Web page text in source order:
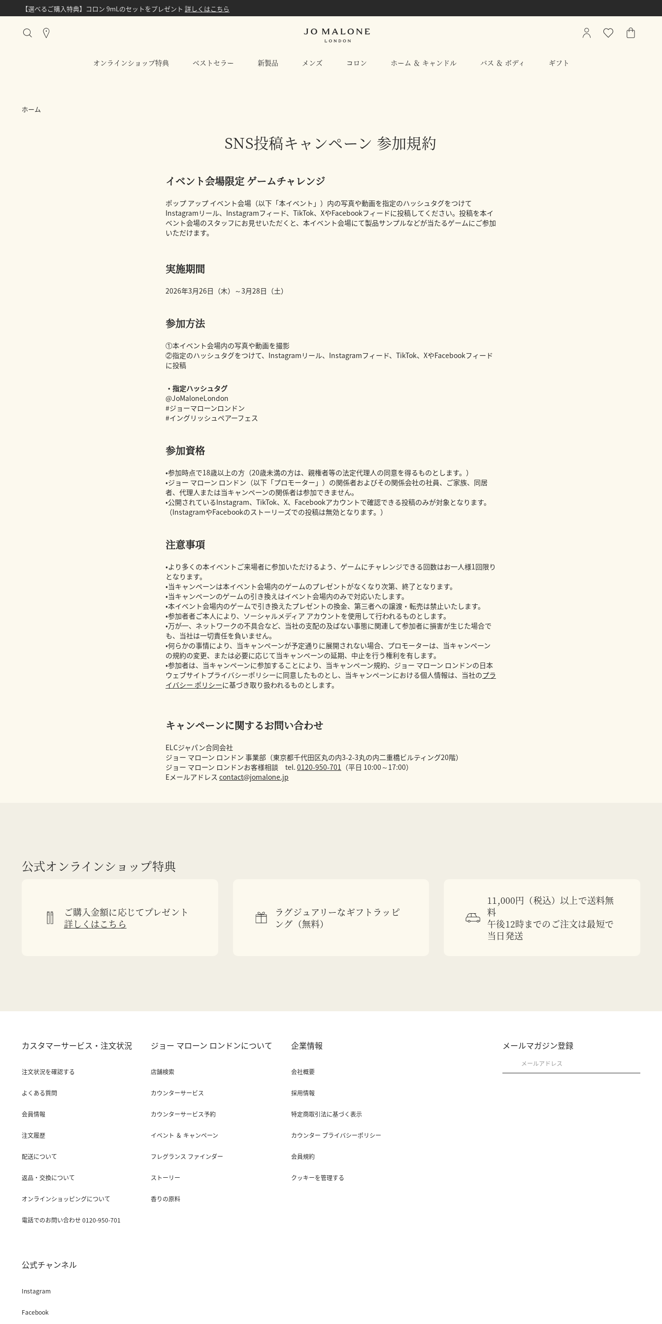
【選べるご購入特典】コロン 9mLのセットをプレゼント 詳しくはこちら
オンラインショップ特典 ベストセラー 新製品 メンズ コロン ホーム ＆ キャンドル バス ＆ ボディ ギフト
Stores
My
ウ
シ
ホーム
SNS投稿キャンペーン 参加規約
イベント会場限定 ゲームチャレンジ
ポップ アップ イベント会場（以下「本イベント」）内の写真や動画を指定のハッシュタグをつけて
Instagramリール、Instagramフィード、TikTok、XやFacebookフィードに投稿してください。投稿を本イ
ベント会場のスタッフにお見せいただくと、本イベント会場にて製品サンプルなどが当たるゲームにご参加
いただけます。
実施期間
2026年3月26日（木）～3月28日（土）
参加方法
①本イベント会場内の写真や動画を撮影
②指定のハッシュタグをつけて、Instagramリール、Instagramフィード、TikTok、XやFacebookフィード
に投稿
・指定ハッシュタグ
@JoMaloneLondon
#ジョーマローンロンドン
#イングリッシュペアーフェス
参加資格
•参加時点で18歳以上の方（20歳未満の方は、親権者等の法定代理人の同意を得るものとします。）
•ジョー マローン ロンドン（以下「プロモーター」）の関係者およびその関係会社の社員、ご家族、同居
者、代理人または当キャンペーンの関係者は参加できません。
•公開されているInstagram、TikTok、X、Facebookアカウントで確認できる投稿のみが対象となります。
（InstagramやFacebookのストーリーズでの投稿は無効となります。）
注意事項
•より多くの本イベントご来場者に参加いただけるよう、ゲームにチャレンジできる回数はお一人様1回限り
となります。
•当キャンペーンは本イベント会場内のゲームのプレゼントがなくなり次第、終了となります。
•当キャンペーンのゲームの引き換えはイベント会場内のみで対応いたします。
•本イベント会場内のゲームで引き換えたプレゼントの換金、第三者への譲渡・転売は禁止いたします。
•参加者者ご本人により、ソーシャルメディア アカウントを使用して行われるものとします。
•万が一、ネットワークの不具合など、当社の支配の及ばない事態に関連して参加者に損害が生じた場合で
も、当社は一切責任を負いません。
•何らかの事情により、当キャンペーンが予定通りに展開されない場合、プロモーターは、当キャンペーン
の規約の変更、または必要に応じて当キャンペーンの延期、中止を行う権利を有します。
•参加者は、当キャンペーンに参加することにより、当キャンペーン規約、ジョー マローン ロンドンの日本
ウェブサイトプライバシーポリシーに同意したものとし、当キャンペーンにおける個人情報は、当社のプラ
イバシー ポリシーに基づき取り扱われるものとします。
キャンペーンに関するお問い合わせ
ELCジャパン合同会社
ジョー マローン ロンドン 事業部（東京都千代田区丸の内3-2-3丸の内二重橋ビルティング20階）
ジョー マローン ロンドンお客様相談 tel. 0120-950-701 （平日 10:00～17:00）
Eメールアドレス contact@jomalone.jp
公式オンラインショップ特典
ご購入金額に応じてプレゼント
詳しくはこちら
ラグジュアリーなギフトラッピ
ング（無料）
11,000円（税込）以上で送料無
料
午後12時までのご注文は最短で
当日発送
メールマガジン登録
カスタマーサービス・注文状況
注文状況を確認する
よくある質問
会員情報
注文履歴
配送について
返品・交換について
オンラインショッピングについて
電話でのお問い合わせ 0120-950-701
ジョー マローン ロンドンについて
店舗検索
カウンターサービス
カウンターサービス予約
イベント ＆ キャンペーン
フレグランス ファインダー
ストーリー
香りの原料
企業情報
会社概要
採用情報
特定商取引法に基づく表示
カウンター プライバシーポリシー
会員規約
クッキーを管理する
公式チャンネル
Instagram
Facebook